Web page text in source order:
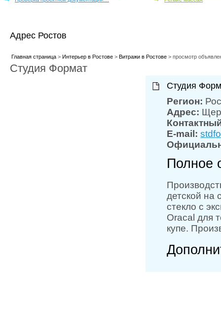
Адрес Ростов
Главная страница> Интерьер в Ростове> Витражи в Ростове> просмотр
Студия Формат
Студия
Регион:
Адрес:
E-mail:
Полное
детской на
стекло с
Oracal для
купе.